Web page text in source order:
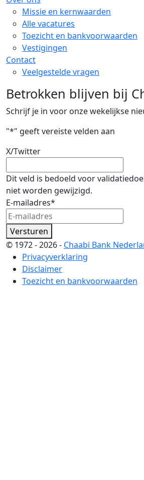
Missie en kernwaarden
Alle vacatures
Toezicht en bankvoorwaarden
Vestigingen
Contact
Veelgestelde vragen
Betrokken blijven bij
Schrijf je in voor onze wekelijkse
"*" geeft vereiste velden aan
X/Twitter
Dit veld is bedoeld voor
niet worden gewijzigd.
E-mailadres*
Versturen
© 1972 - 2026 - Chaabi Bank
Privacyverklaring
Disclaimer
Toezicht en bankvoorwaarden